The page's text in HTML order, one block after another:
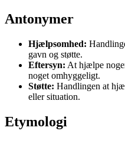
Antonymer
Hjælpsomhed:
gavn og støtte.
Eftersyn: At hjælpe
noget omhyggeligt.
Støtte: Handlingen at
eller situation.
Etymologi